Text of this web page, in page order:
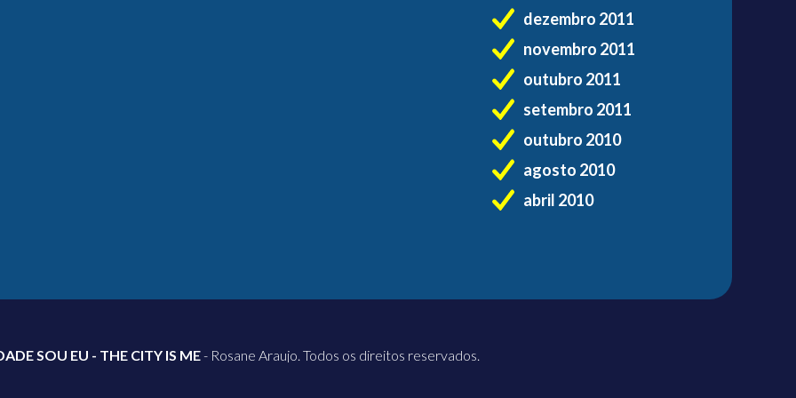
dezembro 2011
novembro 2011
outubro 2011
setembro 2011
outubro 2010
agosto 2010
abril 2010
SOU EU - THE CITY IS ME- Rosane Araujo. Todos os direitos reservados.